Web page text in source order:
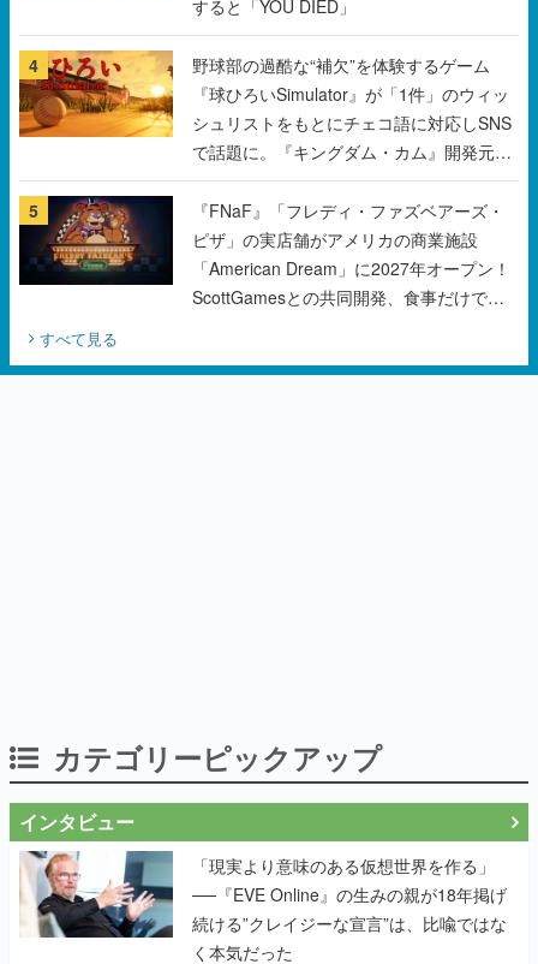
すると「YOU DIED」
4
野球部の過酷な“補欠”を体験するゲーム
『球ひろいSimulator』が「1件」のウィッ
シュリストをもとにチェコ語に対応しSNS
で話題に。『キングダム・カム』開発元や
チェコのプロ野球選手から称賛の声
5
『FNaF』「フレディ・ファズベアーズ・
ピザ」の実店舗がアメリカの商業施設
「American Dream」に2027年オープン！
ScottGamesとの共同開発、食事だけでな
すべて見る
カテゴリーピックアップ
インタビュー
「現実より意味のある仮想世界を作る」
──『EVE Online』の生みの親が18年掲げ
続ける”クレイジーな宣言”は、比喩ではな
く本気だった